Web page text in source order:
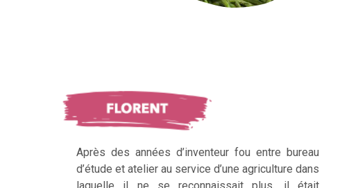
Après des années d’inventeur fou entre bureau
d’étude et atelier au service d’une agriculture dans